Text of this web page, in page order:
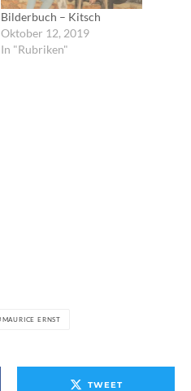
Bilderbuch – Kitsch
Oktober 12, 2019
In "Rubriken"
MAURICE ERNST
TWEET